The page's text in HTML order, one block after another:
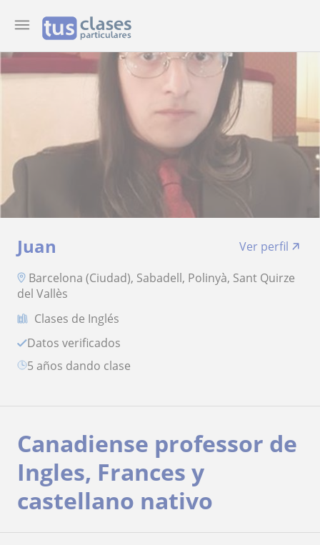
Juan
Ver perfil
Barcelona (Ciudad), Sabadell, Polinyà, Sant Quirze
del Vallès
Clases de Inglés
Datos verificados
5 años dando clase
Canadiense professor de
Ingles, Frances y
castellano nativo